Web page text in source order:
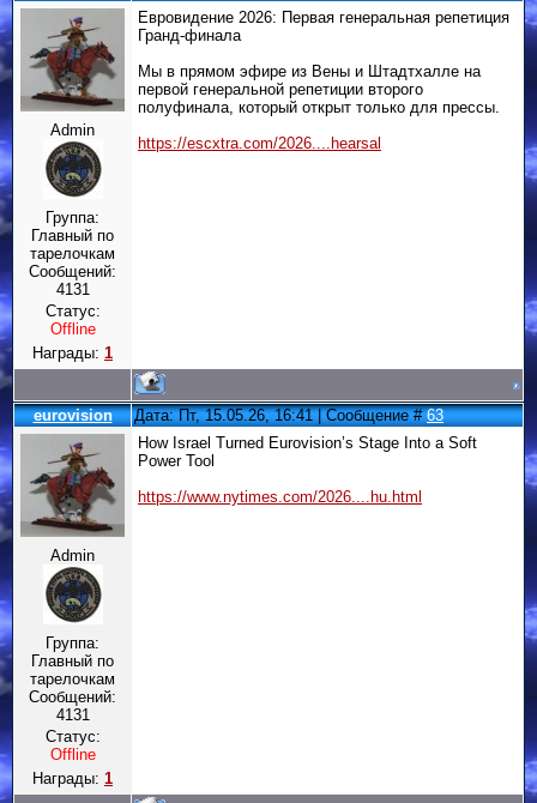
Admin
Группа:
Главный по
тарелочкам
Сообщений:
4131
Статус:
Offline
Награды: 1
Евровидение 2026: Первая генеральная репетиция
Гранд-финала
Мы в прямом эфире из Вены и Штадтхалле на
первой генеральной репетиции второго
полуфинала, который открыт только для прессы.
https://escxtra.com/2026....hearsal
eurovision Дата: Пт, 15.05.26, 16:41 | Сообщение #63
Admin
Группа:
Главный по
тарелочкам
Сообщений:
4131
Статус:
Offline
Награды: 1
How Israel Turned Eurovision’s Stage Into a Soft
Power Tool
https://www.nytimes.com/2026....hu.html